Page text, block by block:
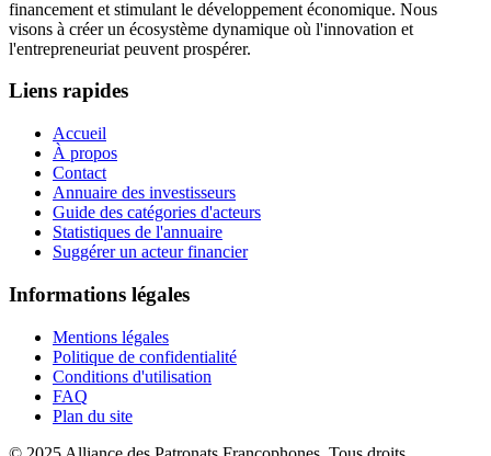
financement et stimulant le développement économique. Nous
visons à créer un écosystème dynamique où l'innovation et
l'entrepreneuriat peuvent prospérer.
Liens rapides
Accueil
À propos
Contact
Annuaire des investisseurs
Guide des catégories d'acteurs
Statistiques de l'annuaire
Suggérer un acteur financier
Informations légales
Mentions légales
Politique de confidentialité
Conditions d'utilisation
FAQ
Plan du site